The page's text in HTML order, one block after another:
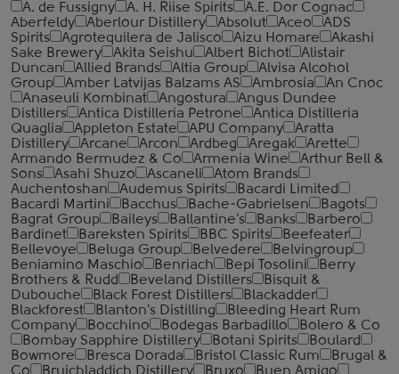
A. de Fussigny
A. H. Riise Spirits
A.E. Dor Cognac
Aberfeldy
Aberlour Distillery Absolut Aceo
ADS
Spirits
Agrotequilera de Jalisco Aizu Homare
Akashi
Sake Brewery
Akita Seishu Albert Bichot
Alistair
Duncan
Allied Brands Altia Group
Alvisa Alcohol
Group
Amber Latvijas Balzams AS Ambrosia
An Cnoc
Anaseuli Kombinat
Angostura
Angus Dundee
Distillers
Antica Distilleria Petrone
Antica Distilleria
Quaglia
Appleton Estate APU Company
Aratta
Distillery
Arcane Arcon Ardbeg Aregak
Arette
Armando Bermudez & Co
Armenia Wine
Arthur Bell &
Sons
Asahi Shuzo Ascaneli
Atom Brands
Auchentoshan
Audemus Spirits
Bacardi Limited
Bacardi Martini
Bacchus Bache-Gabrielsen
Bagots
Bagrat Group
Baileys Ballantine's Banks
Barbero
Bardinet
Bareksten Spirits BBC Spirits
Beefeater
Bellevoye
Beluga Group Belvedere
Belvingroup
Beniamino Maschio
Benriach Bepi Tosolini
Berry
Brothers & Rudd
Beveland Distillers
Bisquit &
Dubouche
Black Forest Distillers
Blackadder
Blackforest
Blanton's Distilling
Bleeding Heart Rum
Company
Bocchino Bodegas Barbadillo
Bolero & Co
Bombay Sapphire Distillery
Botani Spirits
Boulard
Bowmore
Bresca Dorada Bristol Classic Rum
Brugal &